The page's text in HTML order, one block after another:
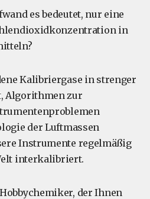
es bedeutet, nur eine
in
Kalibriergase in strenger
Algorithmen zur
der Luftmassen
Instrumente regelmäßig
interkalibriert.
der Ihnen